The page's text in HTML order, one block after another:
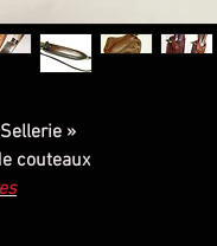
»
couteaux